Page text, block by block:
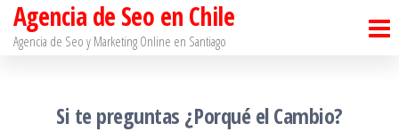
SaltarAgencia de Seo en Chile
Agencia de Seo y Marketing Online en Santiago​
Si te preguntas ¿Porqué el Cambio?